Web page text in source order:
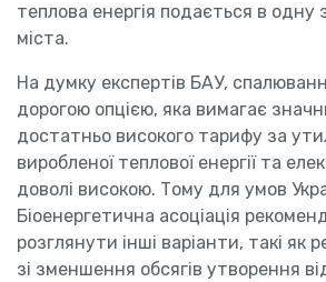
теплова енергія подається в
міста.
На думку експертів БАУ,
дорогою опцією, яка вимагає
достатньо високого тарифу за
виробленої теплової енергії та
доволі високою. Тому для умов
Біоенергетична асоціація
розглянути інші варіанти, такі як
зі зменшення обсягів утворення